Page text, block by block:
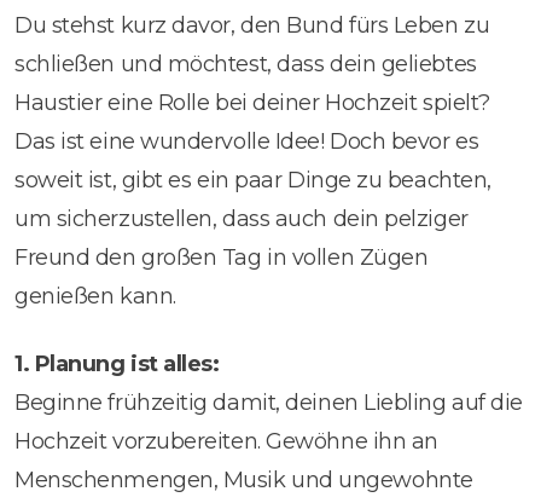
Du stehst kurz davor, den Bund fürs Leben zu
schließen und möchtest, dass dein geliebtes
Haustier eine Rolle bei deiner Hochzeit spielt?
Das ist eine wundervolle Idee! Doch bevor es
soweit ist, gibt es ein paar Dinge zu beachten,
um sicherzustellen, dass auch dein pelziger
Freund den großen Tag in vollen Zügen
genießen kann.
1. Planung ist alles:
Beginne frühzeitig damit, deinen Liebling auf die
Hochzeit vorzubereiten. Gewöhne ihn an
Menschenmengen, Musik und ungewohnte